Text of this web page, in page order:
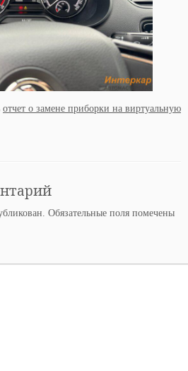
отчет о замене приборки на виртуальную
Обязательные поля помечены